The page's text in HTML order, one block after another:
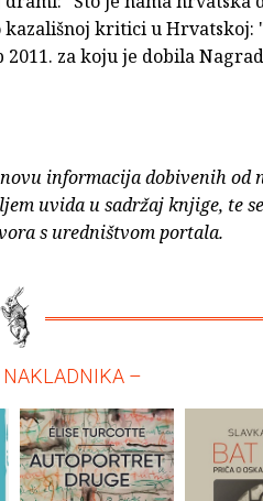
kazališnoj kritici u Hrvatskoj:
za koju je dobila
informacija dobivenih od
uvida u sadržaj knjige, te
s uredništvom portala.
NAKLADNIKA –